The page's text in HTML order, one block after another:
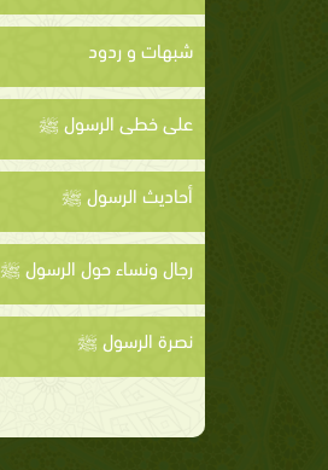
شبهات و ردود
على خطى الرسول ﷺ
أحاديث الرسول ﷺ
رجال ونساء حول الرسول ﷺ
نصرة الرسول ﷺ